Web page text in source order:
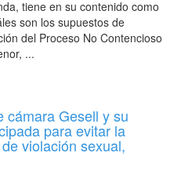
tiene en su contenido como
son los supuestos de
del Proceso No Contencioso
...
cámara Gesell y su
para evitar la
violación sexual,